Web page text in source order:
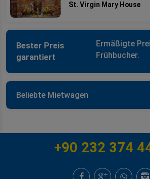
St. Virgin Mary House
Bester Preis
garantiert
Ermäßigte
Frühbucher.
Beliebte Mietwagen
+90 232 374